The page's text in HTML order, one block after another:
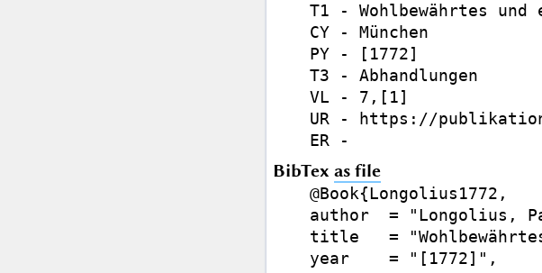
T1 - Wohlbewährtes
CY - München
PY - [1772]
T3 - Abhandlungen
VL - 7,[1]
UR - https://
BibTex as file
@Book{Longolius1772,
author  = "Longolius,
title   =
year    = "[1772]",